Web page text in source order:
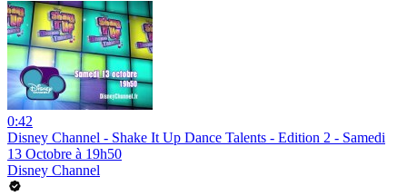
0:42
Disney Channel - Shake It Up Dance Talents - Edition 2 - Samedi
13 Octobre à 19h50
Disney Channel